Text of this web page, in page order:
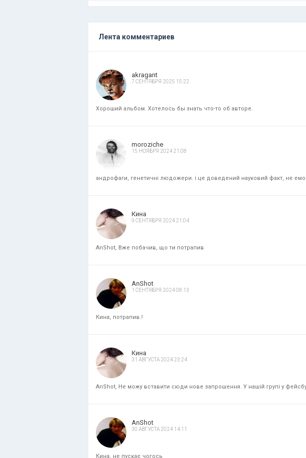
Лента комментариев
akragant
7 СЕНТЯБРЯ 2025 15:22
Хороший альбом. Хотелось бы знать что-то об авторе.
moroziche
15 НОЯБРЯ 2024 21:08
андрофаги, генетичні людожери. і це доведений науковий факт, не
Кина
9 СЕНТЯБРЯ 2024 21:04
AnShot, Вже побачив, що ти потрапив
AnShot
1 СЕНТЯБРЯ 2024 08:13
Кина, потрапив.!
Кина
31 АВГУСТА 2024 23:24
AnShot, Не можу вставити сюди нове запрошення. У нашій групі у
AnShot
30 АВГУСТА 2024 14:11
Кина, не пускає чогось